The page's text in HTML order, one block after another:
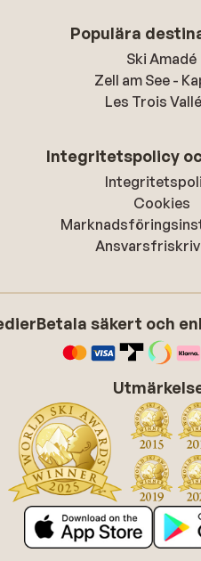
Populära
Ski Amadé
Zell am See -
Les Trois
Integritetspolicy
Cookies
Betala säkert och